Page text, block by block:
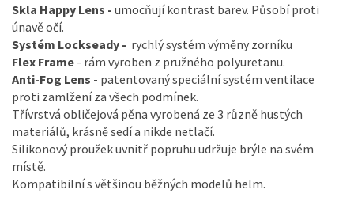
Skla Happy Lens - umocňují kontrast barev. Působí proti
únavě očí.
Systém Lockseady - rychlý systém výměny zorníku
Flex Frame - rám vyroben z pružného polyuretanu.
Anti-Fog Lens - patentovaný speciální systém ventilace
proti zamlžení za všech podmínek.
Třívrstvá obličejová pěna vyrobená ze 3 různě hustých
materiálů, krásně sedí a nikde netlačí.
Silikonový proužek uvnitř popruhu udržuje brýle na svém
místě.
Kompatibilní s většinou běžných modelů helm.